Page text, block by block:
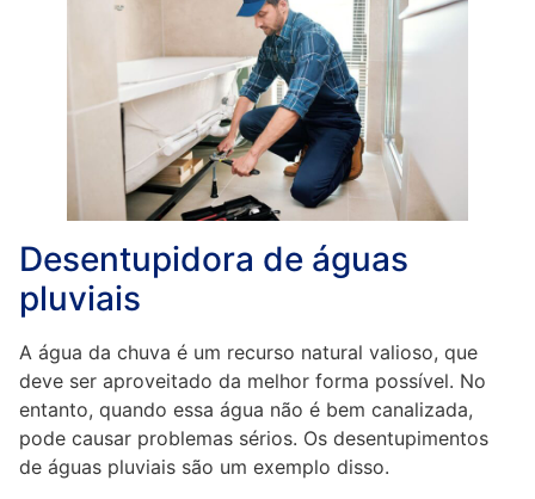
Desentupidora de águas
pluviais
A água da chuva é um recurso natural valioso, que
deve ser aproveitado da melhor forma possível. No
entanto, quando essa água não é bem canalizada,
pode causar problemas sérios. Os desentupimentos
de águas pluviais são um exemplo disso.